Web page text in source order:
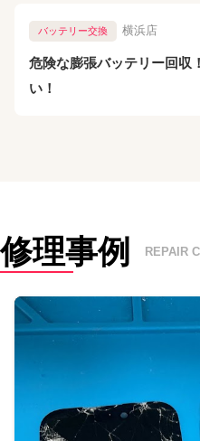
バッテリー交換 横浜店
危険な膨張バッテリー回収
い！
修理事例 REPAIR